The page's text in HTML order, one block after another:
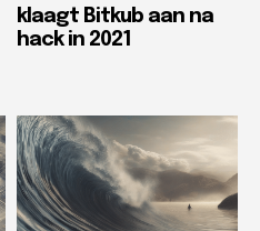
klaagt Bitkub aan na
hack in 2021